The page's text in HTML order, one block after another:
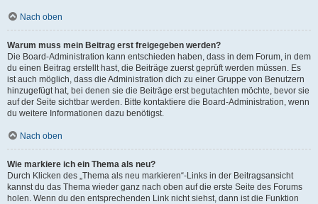
Nach oben
Warum muss mein Beitrag erst freigegeben werden?
Die Board-Administration kann entschieden haben, dass in dem Forum, in dem
du einen Beitrag erstellt hast, die Beiträge zuerst geprüft werden müssen. Es
ist auch möglich, dass die Administration dich zu einer Gruppe von Benutzern
hinzugefügt hat, bei denen sie die Beiträge erst begutachten möchte, bevor sie
auf der Seite sichtbar werden. Bitte kontaktiere die Board-Administration, wenn
du weitere Informationen dazu benötigst.
Nach oben
Wie markiere ich ein Thema als neu?
Durch Klicken des „Thema als neu markieren“-Links in der Beitragsansicht
kannst du das Thema wieder ganz nach oben auf die erste Seite des Forums
holen. Wenn du den entsprechenden Link nicht siehst, dann ist die Funktion